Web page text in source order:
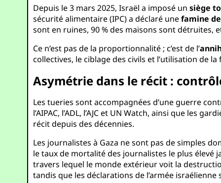
Depuis le 3 mars 2025, Israël a imposé unsiège
sécurité alimentaire (IPC) a déclaré unefamine
sont en ruines, 90 % des maisons sont détruites,
Ce n’est pas de la proportionnalité ; c’est de l’
collectives, le ciblage des civils et l’utilisation de
Asymétrie dans le récit :
Les tueries sont accompagnées d’une guerre
l’AIPAC, l’ADL, l’AJC et UN Watch, ainsi que les
récit depuis des décennies.
Les journalistes à Gaza ne sont pas de simples
le taux de mortalité des journalistes le plus élevé
travers lequel le monde extérieur voit la
tandis que les déclarations de l’armée